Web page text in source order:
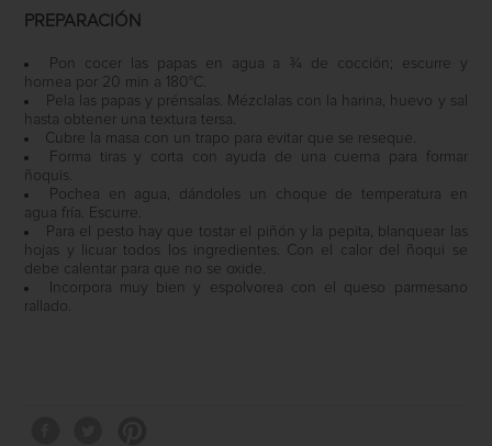
PREPARACIÓN
Pon cocer
las papas en agua a ¾ de cocción; escurre y
hornea por 20 min a 180°C.
Pela las papas y prénsalas. Mézclalas con la harina, huevo y sal
hasta obtener una textura tersa.
Cubre la masa con un trapo para evitar que se reseque.
Forma tiras y corta con ayuda de una cuerna para formar
ñoquis.
Pochea en agua, dándoles un choque de temperatura en
agua fría. Escurre.
Para el pesto hay que tostar el piñón y la pepita, blanquear las
hojas y licuar todos los ingredientes. Con el calor del ñoqui se
debe calentar para que no se oxide.
Incorpora muy bien y espolvorea con el queso parmesano
rallado.